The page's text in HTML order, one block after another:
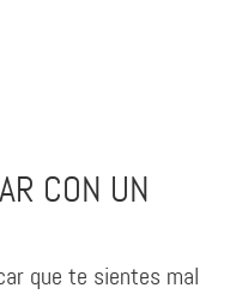
CON UN
que te sientes mal